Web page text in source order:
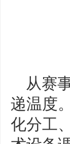
从赛
递温度
化分工